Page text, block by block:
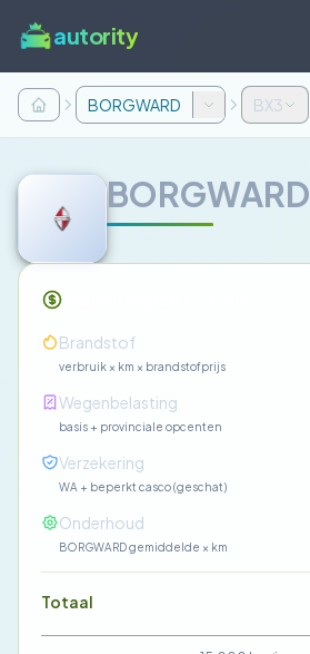
autority
BORGWARD BX3
BORGWARD
Brandstof
verbruik × km × brandstofprijs
Wegenbelasting
basis + provinciale opcenten
Verzekering
WA + beperkt casco (geschat)
Onderhoud
BORGWARD gemiddelde × km
Totaal